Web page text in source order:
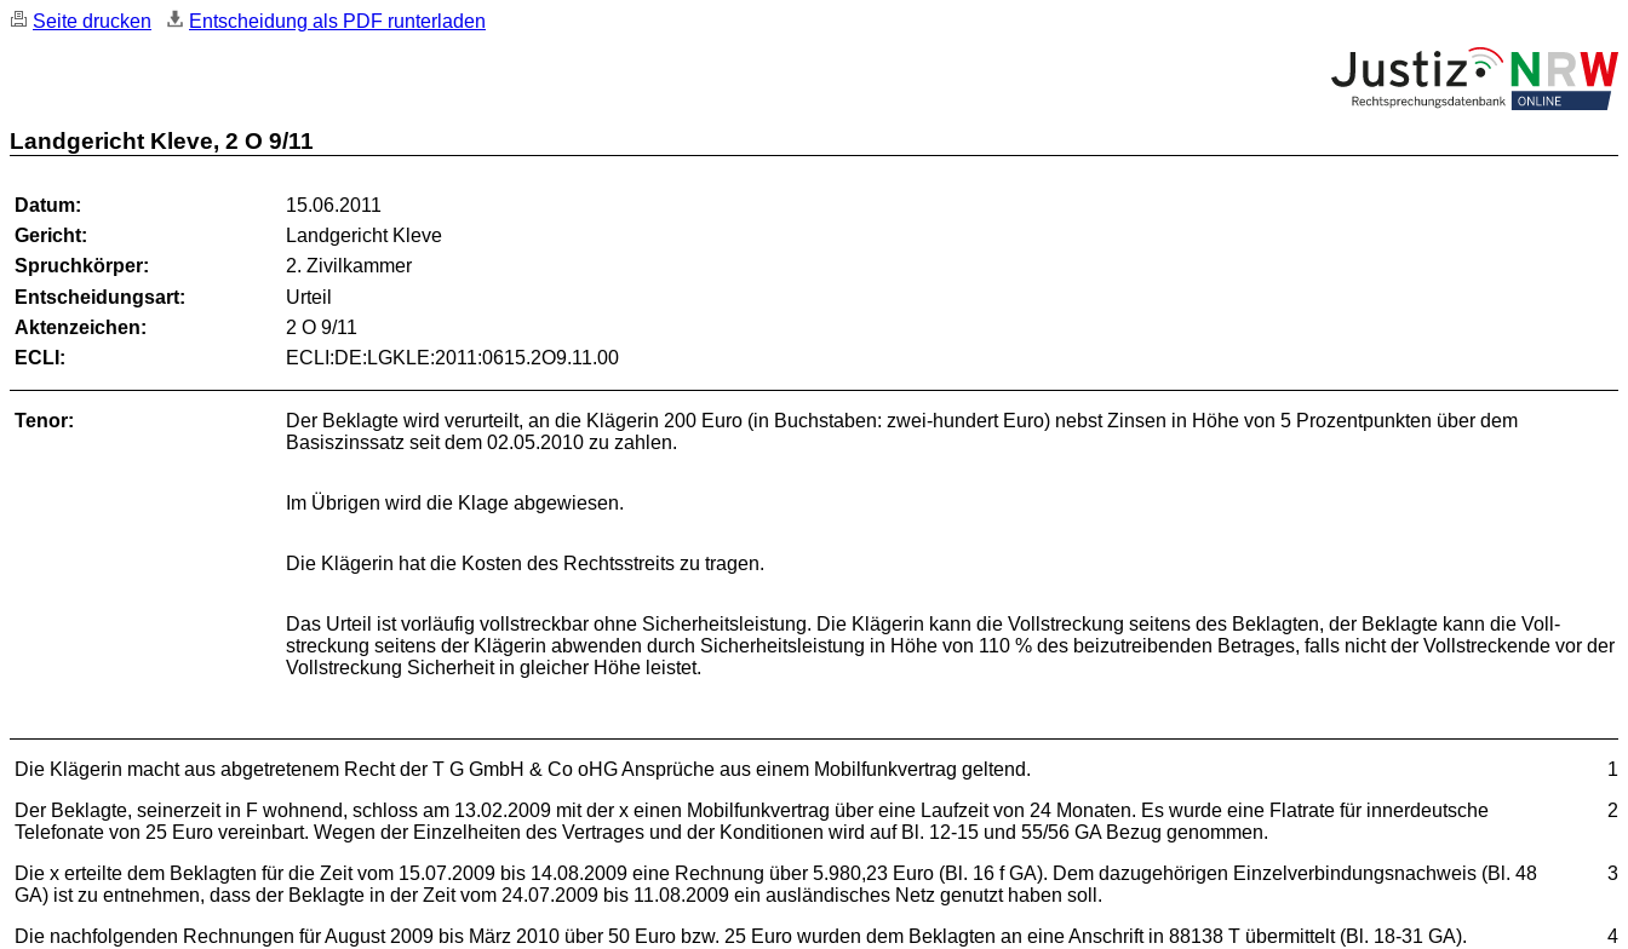
Seite drucken Entscheidung als PDF runterladen
Landgericht Kleve, 2 O 9/11
Datum:
15.06.2011
Gericht:
Landgericht Kleve
Spruchkörper:
2. Zivilkammer
Entscheidungsart:
Urteil
Aktenzeichen:
2 O 9/11
ECLI:
ECLI:DE:LGKLE:2011:0615.2O9.11.00
Tenor:
Der Beklagte wird verurteilt, an die Klägerin 200 Euro (in Buchstaben: zwei-hundert Euro) nebst Zinsen in Höhe von 5 Prozentpunkten über dem
Basiszinssatz seit dem 02.05.2010 zu zahlen.
Im Übrigen wird die Klage abgewiesen.
Die Klägerin hat die Kosten des Rechtsstreits zu tragen.
Das Urteil ist vorläufig vollstreckbar ohne Sicherheitsleistung. Die Klägerin kann die Vollstreckung seitens des Beklagten, der Beklagte kann die Voll-
streckung seitens der Klägerin abwenden durch Sicherheitsleistung in Höhe von 110 % des beizutreibenden Betrages, falls nicht der Vollstreckende vor der
Vollstreckung Sicherheit in gleicher Höhe leistet.
1
Die Klägerin macht aus abgetretenem Recht der T G GmbH & Co oHG Ansprüche aus einem Mobilfunkvertrag geltend.
2
Der Beklagte, seinerzeit in F wohnend, schloss am 13.02.2009 mit der x einen Mobilfunkvertrag über eine Laufzeit von 24 Monaten. Es wurde eine Flatrate für innerdeutsche
Telefonate von 25 Euro vereinbart. Wegen der Einzelheiten des Vertrages und der Konditionen wird auf Bl. 12-15 und 55/56 GA Bezug genommen.
3
Die x erteilte dem Beklagten für die Zeit vom 15.07.2009 bis 14.08.2009 eine Rechnung über 5.980,23 Euro (Bl. 16 f GA). Dem dazugehörigen Einzelverbindungsnachweis (Bl. 48
GA) ist zu entnehmen, dass der Beklagte in der Zeit vom 24.07.2009 bis 11.08.2009 ein ausländisches Netz genutzt haben soll.
4
Die nachfolgenden Rechnungen für August 2009 bis März 2010 über 50 Euro bzw. 25 Euro wurden dem Beklagten an eine Anschrift in 88138 T übermittelt (Bl. 18-31 GA).